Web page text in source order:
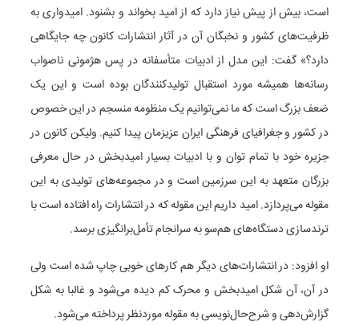
است، بیش از پیش نیاز دارد که از امید بخواند و بشنود. امیدواری به
ظرفیت‌های کشور و نخبگان آن در آثار انتشارات کانون چه جایگاهی
دارد؟» گفت: این مدل از ادبیات متأسفانه در پس هژمونی ناصواب
رسانه‌ها همیشه مورد استقبال تولیدکنندگان بوده است و این یک
ضعف بزرگ است که ما نمی‌توانیم یک منظومه منسجم در این خصوص
در کشور و جغرافیای فرهنگی ایران عزیزمان پیدا کنیم. ولیکن کانون در
جزیره خود با تمام توان و با ادبیات بسیار امیدبخش در حال معرفی
بزرگان متعهد به این سرزمین است و در مجموعه‌های تولیدی به این
مقوله می‌پردازد. امید داریم این مقوله که در انتشارات راه افتاده است با
ترندسازی دستگاه‌های هم‌سو به سرانجام تأمل‌برانگیزی برسد.
او افزود: در انتشارات‌های دیگر هم کارهای خوبی چاپ شده است ولی
در آن، آن شکل امیدبخش و محرک کم دیده می‌شود و غالبا به شکل
گزارش‌دهی و شرح‌حال‌نویسی به مقوله موردنظر پرداخته می‌شود.